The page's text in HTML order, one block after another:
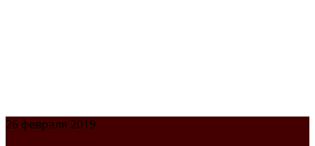
26 февраля 2019